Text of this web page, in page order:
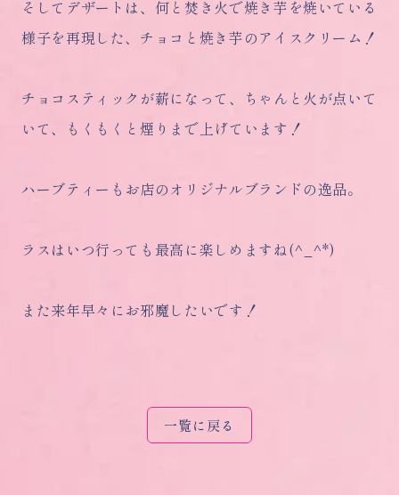
そしてデザートは、何と焚き火で焼き芋を焼いている
様子を再現した、チョコと焼き芋のアイスクリーム！
チョコスティックが薪になって、ちゃんと火が点いて
いて、もくもくと煙りまで上げています！
ハーブティーもお店のオリジナルブランドの逸品。
ラスはいつ行っても最高に楽しめますね(^_^*)
また来年早々にお邪魔したいです！
一覧に戻る